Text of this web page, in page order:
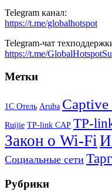
Telegram канал:
https://t.me/globalhotspot
Telegram-чат
https://t.me/
Метки
1С Отель Aruba Captive
Ruijie TP-link CAP TP-
Закон о Wi-Fi
Социальные сети
Рубрики